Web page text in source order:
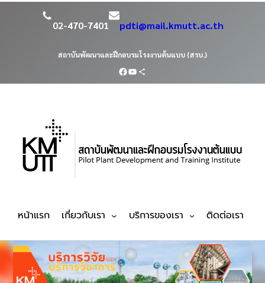
02-470-7401 pdti@mail.kmutt.ac.th
สถาบันพัฒนาและฝึกอบรมโรงงานต้นแบบ (สรบ.)
หน้าแรก เกี่ยวกับเรา บริการของเรา ติดต่อเรา